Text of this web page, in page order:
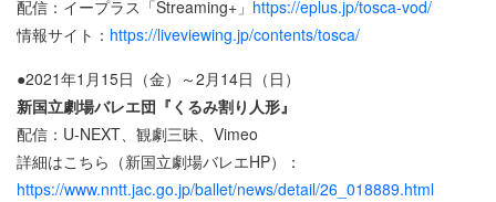
配信：イープラス「Streaming+」 https://eplus.jp/tosca-vod/
情報サイト： https://liveviewing.jp/contents/tosca/
●2021年1月15日（金）～2月14日（日）
新国立劇場バレエ団『くるみ割り人形』
配信：U-NEXT、観劇三昧、Vimeo
詳細はこちら（新国立劇場バレエHP）：
https://www.nntt.jac.go.jp/ballet/news/detail/26_018889.html